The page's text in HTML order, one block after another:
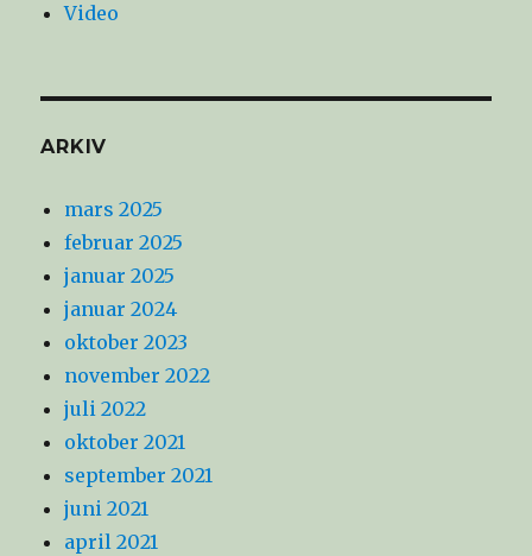
Video
ARKIV
mars 2025
februar 2025
januar 2025
januar 2024
oktober 2023
november 2022
juli 2022
oktober 2021
september 2021
juni 2021
april 2021